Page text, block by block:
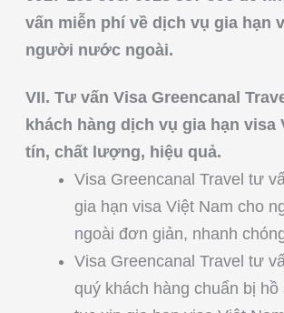
vấn miễn phí về dịch vụ gia hạn
người nước ngoài.
VII. Tư vấn Visa Greencanal
khách hàng dịch vụ gia hạn visa
tín, chất lượng, hiệu quả.
Visa Greencanal Travel tư
gia hạn visa Việt Nam cho
ngoài đơn giản, nhanh
Visa Greencanal Travel tư
quý khách hàng chuẩn bị hồ